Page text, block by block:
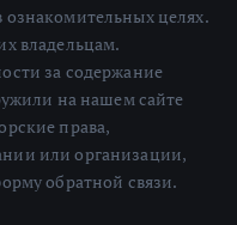
ознакомительных целях.
владельцам.
за содержание
на нашем сайте
права,
или организации,
обратной связи.